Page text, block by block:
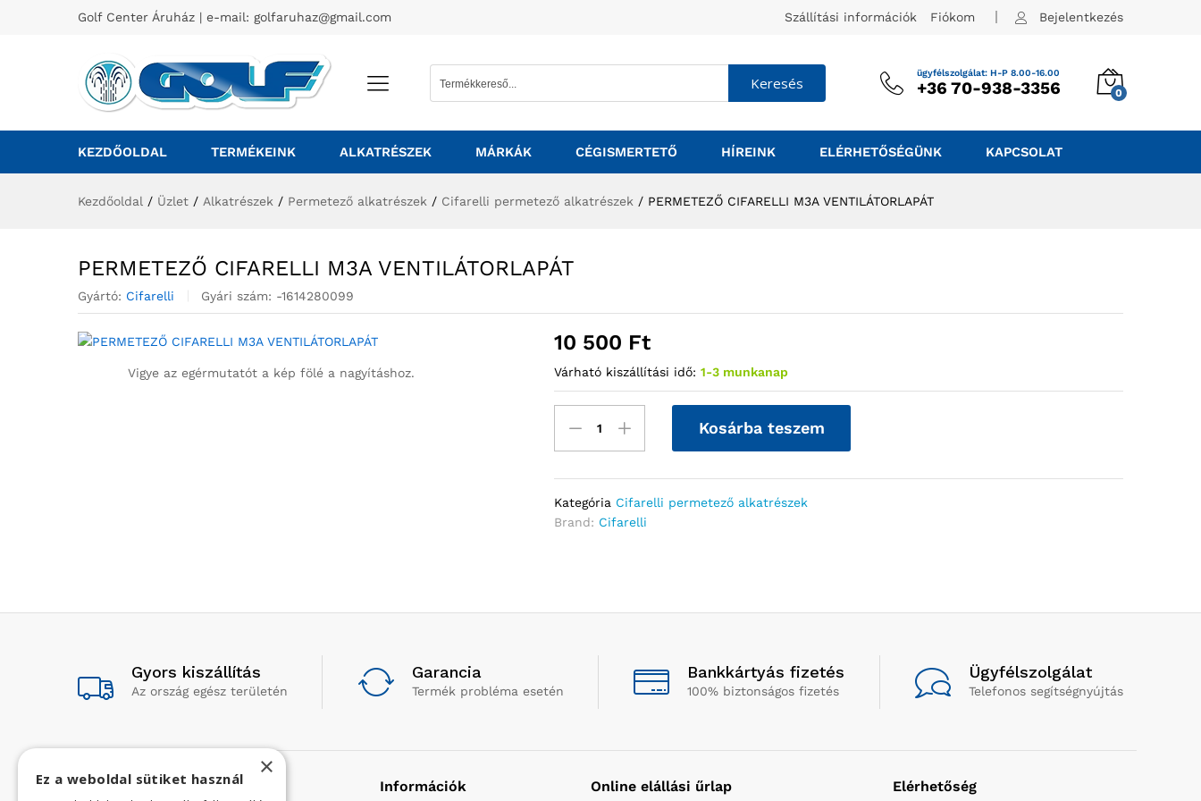
Golf Center Áruház | e-mail: golfaruhaz@gmail.com Szállítási információk Fiókom Bejelentkezés
Keresés
ügyfélszolgálat: H-P 8.00-16.00
+36 70-938-3356 0
KEZDŐOLDAL TERMÉKEINK ALKATRÉSZEK MÁRKÁK CÉGISMERTETŐ HÍREINK ELÉRHETŐSÉGÜNK KAPCSOLAT
Kezdőoldal / Üzlet / Alkatrészek / Permetező alkatrészek / Cifarelli permetező alkatrészek / PERMETEZŐ CIFARELLI M3A VENTILÁTORLAPÁT
PERMETEZŐ CIFARELLI M3A VENTILÁTORLAPÁT
Gyártó: Cifarelli Gyári szám: -1614280099
Vigye az egérmutatót a kép fölé a nagyításhoz.
10 500 Ft
Várható kiszállítási idő: 1-3 munkanap
Kosárba teszem
Kategória Cifarelli permetező alkatrészek
Brand: Cifarelli
Gyors kiszállítás
Az ország egész területén
Garancia
Termék probléma esetén
Bankkártyás fizetés
100% biztonságos fizetés
Ügyfélszolgálat
Telefonos segítségnyújtás
Rólunk Információk Online elállási űrlap Elérhetőség
×
Ez a weboldal sütiket használ